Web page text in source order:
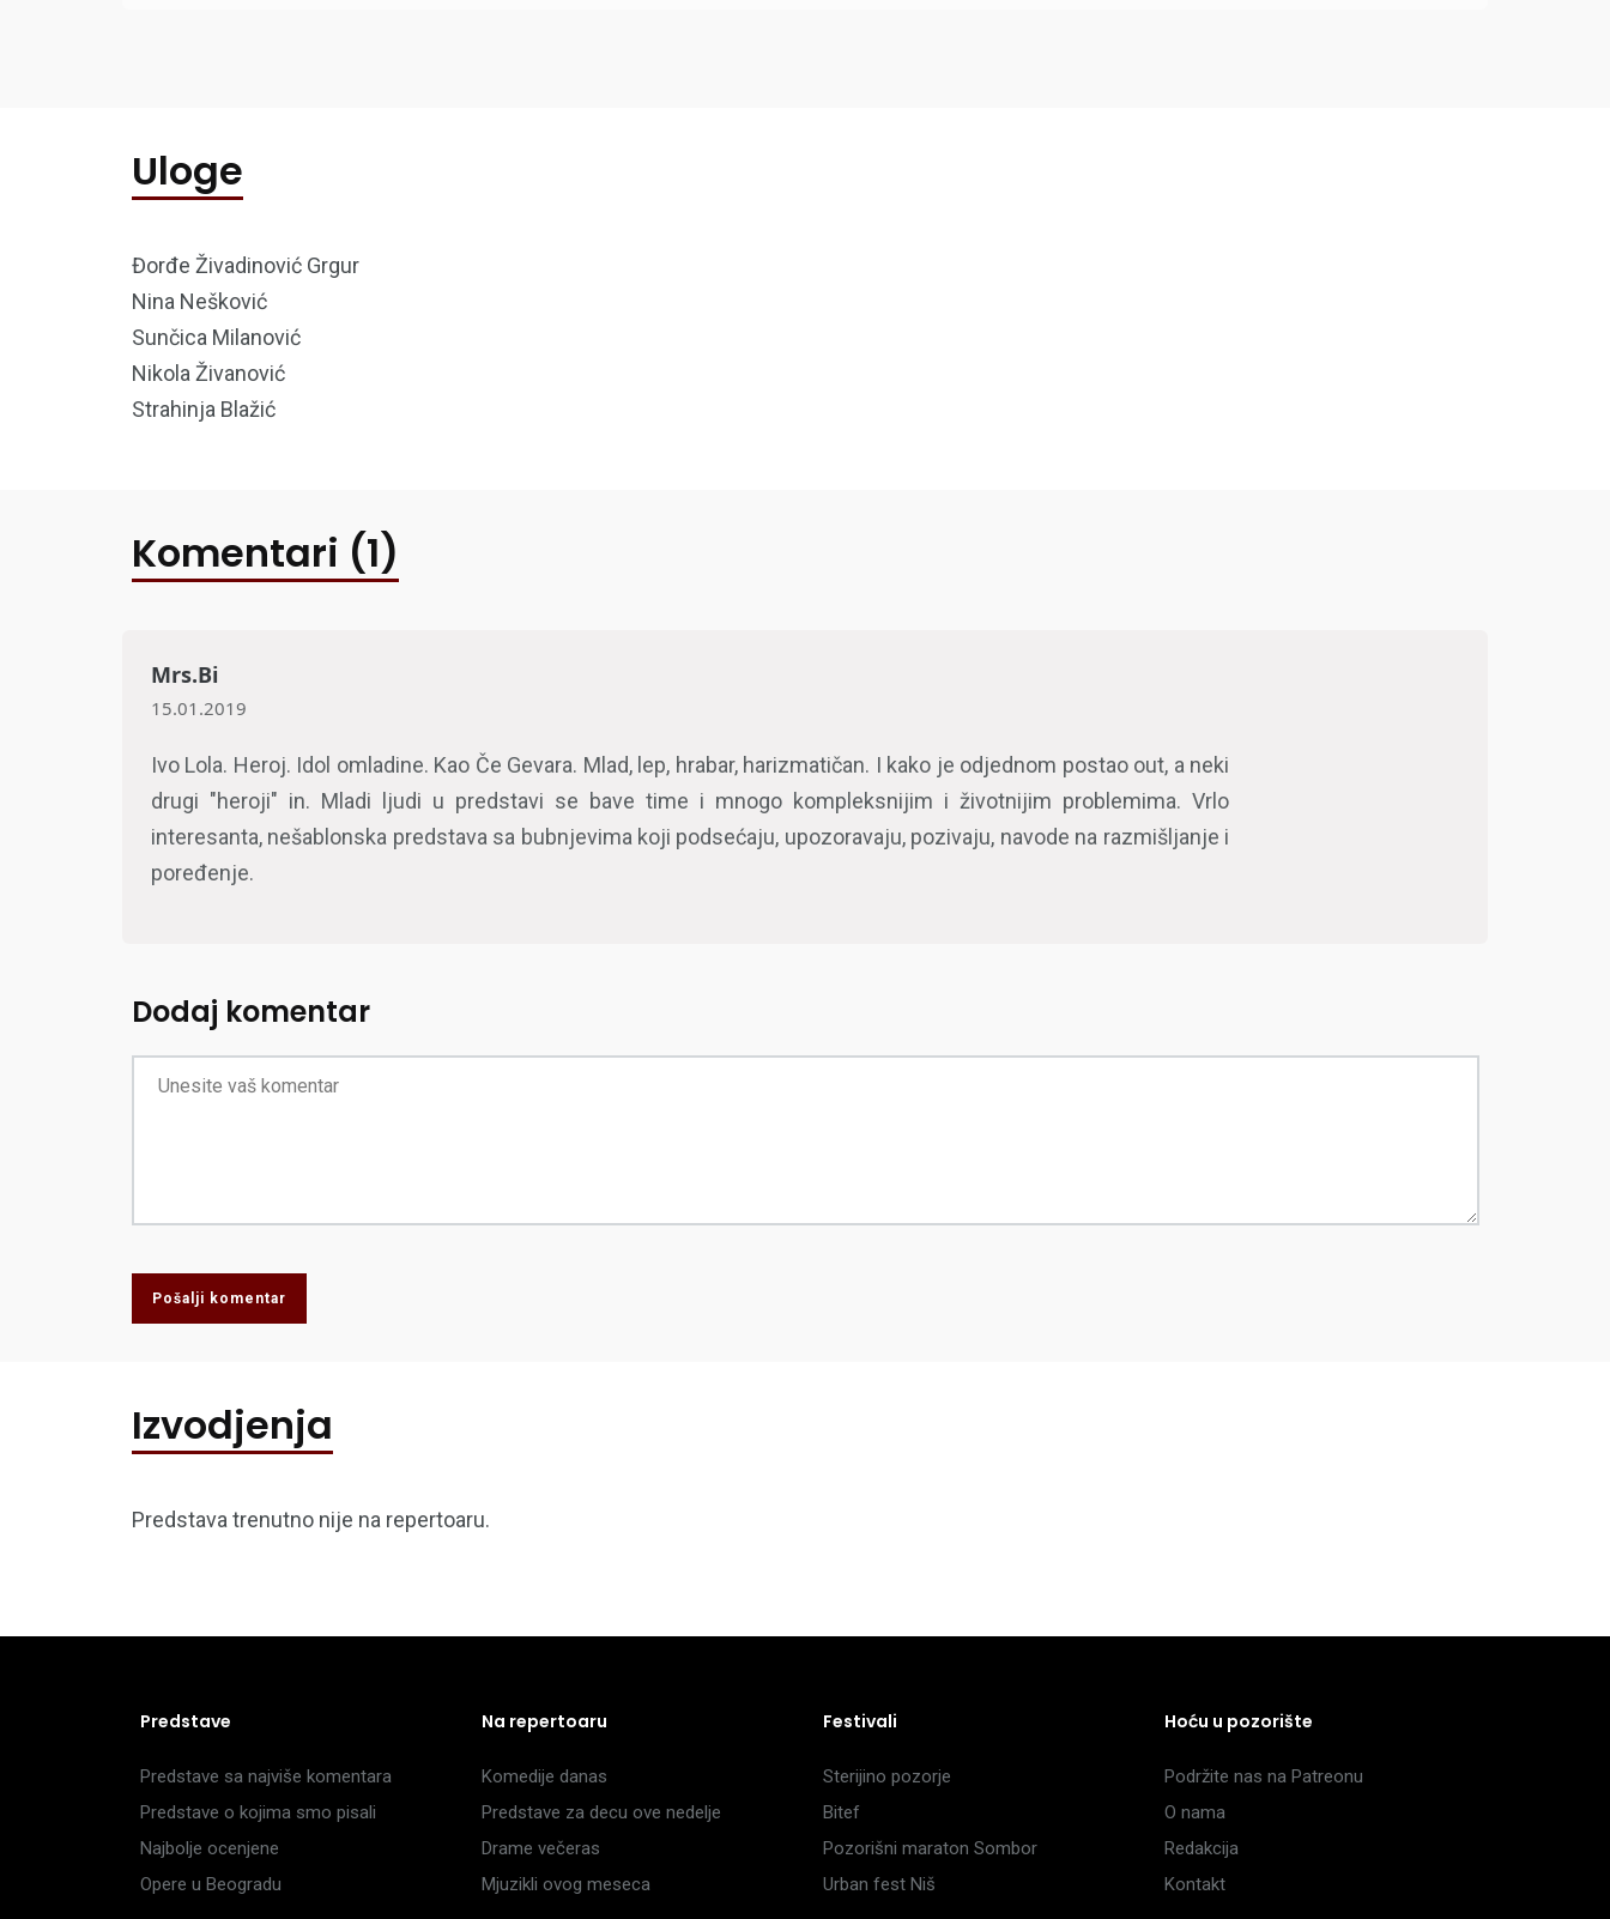
Uloge
Đorđe Živadinović Grgur
Nina Nešković
Sunčica Milanović
Nikola Živanović
Strahinja Blažić
Komentari (1)
Mrs.Bi
15.01.2019
Ivo Lola. Heroj. Idol omladine. Kao Če Gevara. Mlad, lep, hrabar, harizmatičan. I kako je odjednom postao out, a neki
drugi "heroji" in. Mladi ljudi u predstavi se bave time i mnogo kompleksnijim i životnijim problemima. Vrlo
interesanta, nešablonska predstava sa bubnjevima koji podsećaju, upozoravaju, pozivaju, navode na razmišljanje i
poređenje.
Dodaj komentar
Pošalji komentar
Izvodjenja
Predstava trenutno nije na repertoaru.
Predstave
Predstave sa najviše komentara
Predstave o kojima smo pisali
Najbolje ocenjene
Opere u Beogradu
Na repertoaru
Komedije danas
Predstave za decu ove nedelje
Drame večeras
Mjuzikli ovog meseca
Festivali
Sterijino pozorje
Bitef
Pozorišni maraton Sombor
Urban fest Niš
Hoću u pozorište
Podržite nas na Patreonu
O nama
Redakcija
Kontakt